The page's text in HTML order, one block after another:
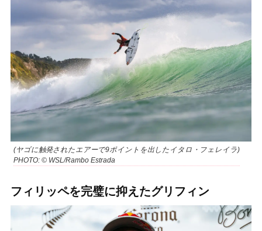
(ヤゴに触発されたエアーで9ポイントを出したイタロ・フェレイラ)
PHOTO: © WSL/Rambo Estrada
フィリッペを完璧に抑えたグリフィン